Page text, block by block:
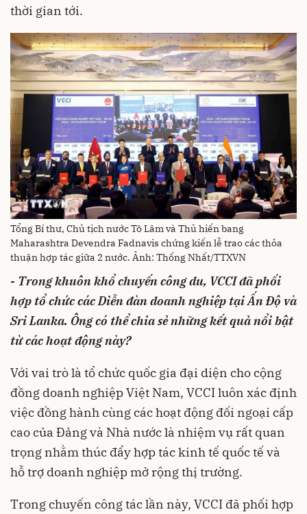
thời gian tới.
Tổng Bí thư, Chủ tịch nước Tô Lâm và Thủ hiến bang
Maharashtra Devendra Fadnavis chứng kiến lễ trao các thỏa
thuận hợp tác giữa 2 nước. Ảnh: Thống Nhất/TTXVN
- Trong khuôn khổ chuyến công du, VCCI đã phối
hợp tổ chức các Diễn đàn doanh nghiệp tại Ấn Độ và
Sri Lanka. Ông có thể chia sẻ những kết quả nổi bật
từ các hoạt động này?
Với vai trò là tổ chức quốc gia đại diện cho cộng
đồng doanh nghiệp Việt Nam, VCCI luôn xác định
việc đồng hành cùng các hoạt động đối ngoại cấp
cao của Đảng và Nhà nước là nhiệm vụ rất quan
trọng nhằm thúc đẩy hợp tác kinh tế quốc tế và
hỗ trợ doanh nghiệp mở rộng thị trường.
Trong chuyến công tác lần này, VCCI đã phối hợp